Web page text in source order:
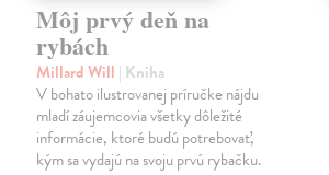
Môj prvý deň na
rybách
Millard Will | Kniha
V bohato ilustrovanej príručke nájdu
mladí záujemcovia všetky dôležité
informácie, ktoré budú potrebovať,
kým sa vydajú na svoju prvú rybačku.